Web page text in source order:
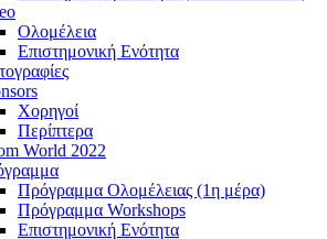
Ολομέλεια
Επιστημονική Ενότητα
Χορηγοί
Περίπτερα
World 2022
Πρόγραμμα Ολομέλειας (1η μέρα)
Πρόγραμμα Workshops
Επιστημονική Ενότητα